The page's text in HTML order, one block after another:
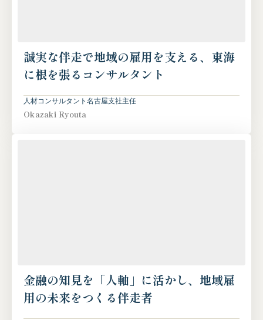
誠実な伴走で地域の雇用を支える、東海
に根を張るコンサルタント
人材コンサルタント名古屋支社主任
Okazaki Ryouta
金融の知見を「人軸」に活かし、地域雇
用の未来をつくる伴走者